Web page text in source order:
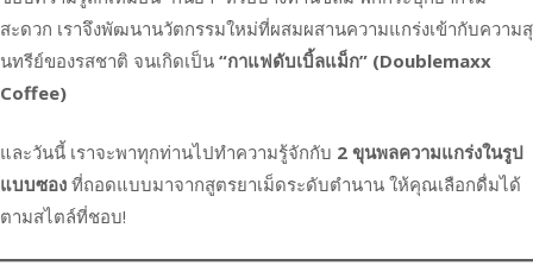
สะดวก เราจึงพัฒนานวัตกรรมใหม่ที่ผสมผสานความแกร่งเข้ากับความสุ
นทรีย์ของรสชาติ จนเกิดเป็น “กาแฟดับเบิ้ลแม็ก” (Doublemaxx
Coffee)
และวันนี้ เราจะพาทุกท่านไปทำความรู้จักกับ 2 ขุนพลความแกร่งในรูป
แบบซอง ที่ถอดแบบมาจากสูตรยาเม็ดระดับตำนาน ให้คุณเลือกดื่มได้
ตามสไตล์ที่ชอบ!